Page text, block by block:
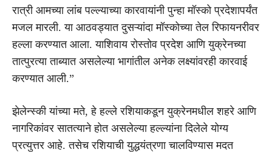
रात्री आमच्या लांब पल्ल्याच्या कारवायांनी पुन्हा मॉस्को प्रदेशापर्यंत
मजल मारली. या आठवड्यात दुसऱ्यांदा मॉस्कोच्या तेल रिफायनरीवर
हल्ला करण्यात आला. याशिवाय रोस्तोव प्रदेश आणि युक्रेनच्या
तात्पुरत्या ताब्यात असलेल्या भागांतील अनेक लक्ष्यांवरही कारवाई
करण्यात आली.”
झेलेन्स्की यांच्या मते, हे हल्ले रशियाकडून युक्रेनमधील शहरे आणि
नागरिकांवर सातत्याने होत असलेल्या हल्ल्यांना दिलेले योग्य
प्रत्युत्तर आहे. तसेच रशियाची युद्धयंत्रणा चालविण्यास मदत